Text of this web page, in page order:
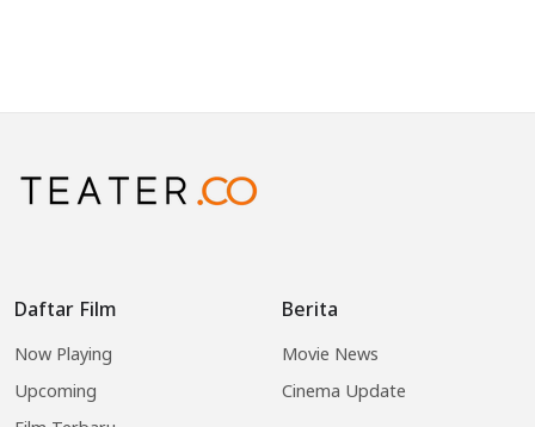
Daftar Film
Now Playing
Upcoming
Berita
Movie News
Cinema Update